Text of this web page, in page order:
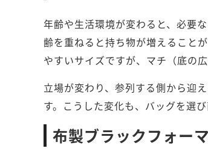
年齢や生活環境が変わると、必要
齢を重ねると持ち物が増えること
やすいサイズですが、マチ（底の
立場が変わり、参列する側から迎
す。こうした変化も、バッグを選
布製ブラックフォー